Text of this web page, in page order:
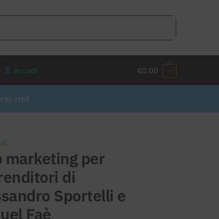
Accedi €0.00 0
marketing per
di
Sportelli e
Faè